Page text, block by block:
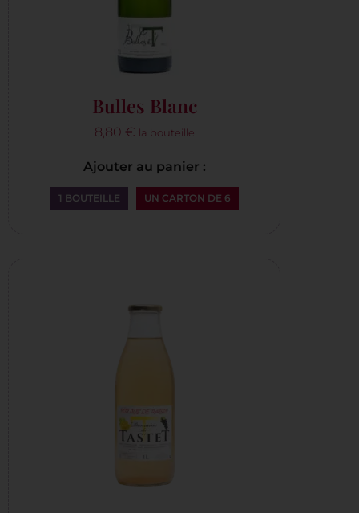
Bulles Blanc
8,80 € la bouteille
Ajouter au panier :
1 BOUTEILLE UN CARTON DE 6